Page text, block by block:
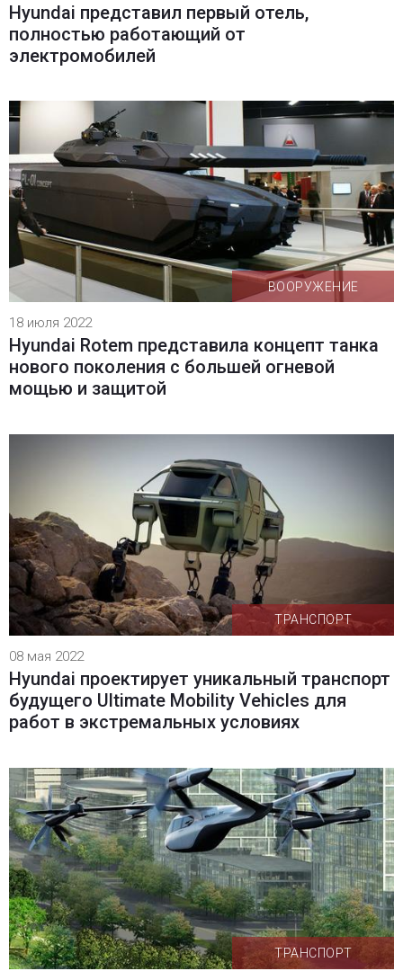
Hyundai представил первый отель,
полностью работающий от
электромобилей
ВООРУЖЕНИЕ
18 июля 2022
Hyundai Rotem представила концепт танка
нового поколения с большей огневой
мощью и защитой
ТРАНСПОРТ
08 мая 2022
Hyundai проектирует уникальный транспорт
будущего Ultimate Mobility Vehicles для
работ в экстремальных условиях
ТРАНСПОРТ